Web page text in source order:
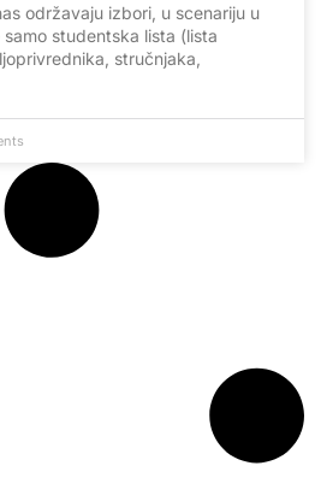
održavaju izbori, u scenariju u
studentska lista (lista
stručnjaka,